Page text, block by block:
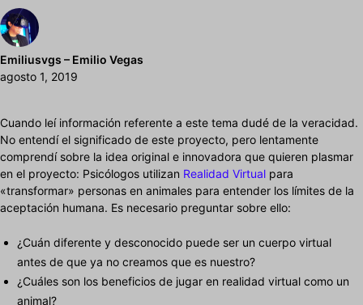
Emiliusvgs – Emilio Vegas
agosto 1, 2019
Cuando leí información referente a este tema dudé de la veracidad.
No entendí el significado de este proyecto, pero lentamente
comprendí sobre la idea original e innovadora que quieren plasmar
en el proyecto: Psicólogos utilizan Realidad Virtual para
«transformar» personas en animales para entender los límites de la
aceptación humana. Es necesario preguntar sobre ello:
¿Cuán diferente y desconocido puede ser un cuerpo virtual
antes de que ya no creamos que es nuestro?
¿Cuáles son los beneficios de jugar en realidad virtual como un
animal?